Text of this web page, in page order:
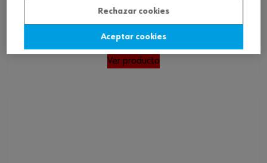
FUSIBLE 0.63A. 600V PARA 0715 53 50
Ver producto
Rechazar cookies
Aceptar cookies